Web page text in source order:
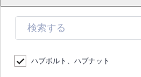
ハブボルト、ハブナット